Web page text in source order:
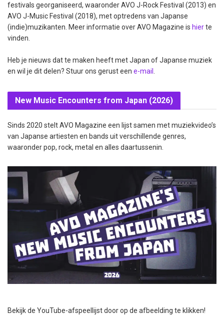
festivals georganiseerd, waaronder AVO J-Rock Festival (2013) en
AVO J-Music Festival (2018), met optredens van Japanse
(indie)muzikanten. Meer informatie over AVO Magazine is hierte
vinden.
Heb je nieuws dat te maken heeft met Japan of Japanse muziek
en wil je dit delen? Stuur ons gerust een e-mail
New Music Encounters from Japan (2026)
Sinds 2020 stelt AVO Magazine een lijst samen met muziekvideo’s
van Japanse artiesten en bands uit verschillende genres,
waaronder pop, rock, metal en alles daartussenin.
Bekijk de YouTube-afspeellijst door op de afbeelding te klikken!